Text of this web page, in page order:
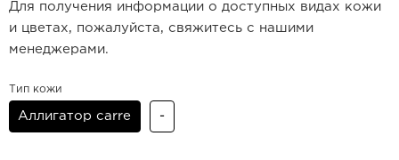
Для получения информации о доступных видах кожи
и цветах, пожалуйста, свяжитесь с нашими
менеджерами.
Тип кожи
Аллигатор carre -